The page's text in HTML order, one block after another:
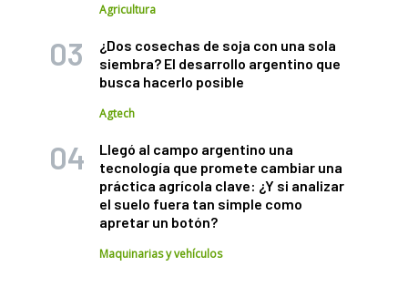
Agricultura
¿Dos cosechas de soja con una sola
siembra? El desarrollo argentino que
busca hacerlo posible
Agtech
Llegó al campo argentino una
tecnología que promete cambiar una
práctica agrícola clave: ¿Y si analizar
el suelo fuera tan simple como
apretar un botón?
Maquinarias y vehículos